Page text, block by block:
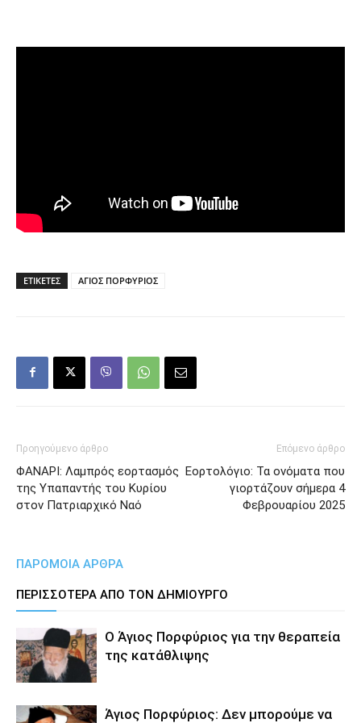
ΕΤΙΚΕΤΕΣ ΑΓΙΟΣ ΠΟΡΦΥΡΙΟΣ
Προηγούμενο άρθρο
ΦΑΝΑΡΙ: Λαμπρός εορτασμός
της Υπαπαντής του Κυρίου
στον Πατριαρχικό Ναό
Επόμενο άρθρο
Εορτολόγιο: Τα ονόματα που
γιορτάζουν σήμερα 4
Φεβρουαρίου 2025
ΠΑΡΟΜΟΙΑ ΑΡΘΡΑ
ΠΕΡΙΣΣΟΤΕΡΑ ΑΠΟ ΤΟΝ ΔΗΜΙΟΥΡΓΟ
Ο Άγιος Πορφύριος για την θεραπεία
της κατάθλιψης
Άγιος Πορφύριος: Δεν μπορούμε να